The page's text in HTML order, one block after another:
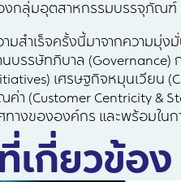
งกลุ่มอุตสาหกรรมบรรจุภัณฑ์
ามสำเร็จครั้งนี้มาจากความมุ่
นบรรษัทภิบาล (Governance)
เศรษฐกิจหมุนเวียน
ค่า (Customer Centricity &
ทางขององค์กร และพร้อมใน
เกี่ยวข้อง